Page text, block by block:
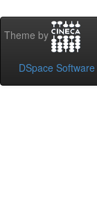
Theme by
DSpace Software